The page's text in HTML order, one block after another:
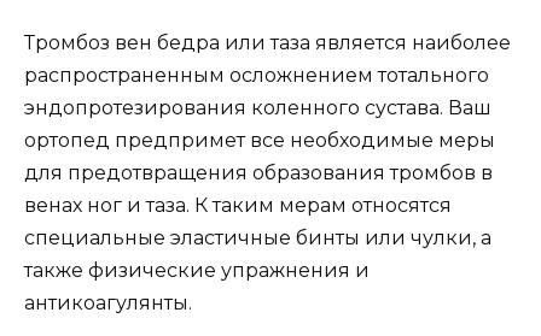
Тромбоз вен бедра или таза является наиболее
распространенным осложнением тотального
эндопротезирования коленного сустава. Ваш
ортопед предпримет все необходимые меры
для предотвращения образования тромбов в
венах ног и таза. К таким мерам относятся
специальные эластичные бинты или чулки, а
также физические упражнения и
антикоагулянты.